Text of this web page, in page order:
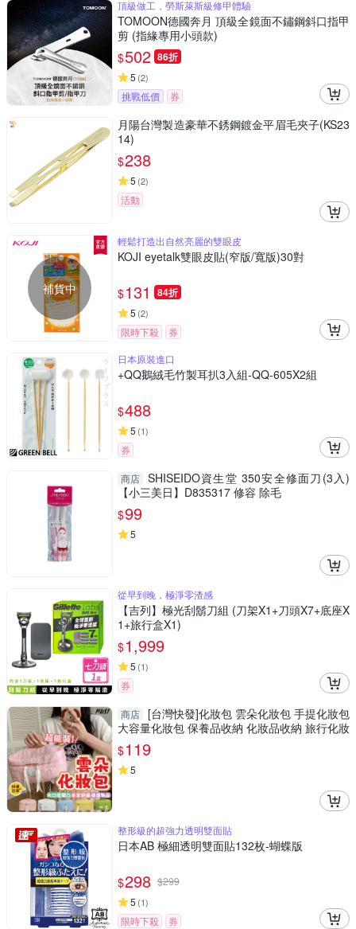
頂級做工，勞斯萊斯級修甲體驗
TOMOON德國奔月 頂級全鏡面不鏽鋼斜口指甲
剪 (指緣專用小頭款)
$502 86折
5 (2)
挑戰低價 券
月陽台灣製造豪華不銹鋼鍍金平眉毛夾子(KS23
14)
$238
5 (2)
活動
補貨中
輕鬆打造出自然亮麗的雙眼皮
KOJI eyetalk雙眼皮貼(窄版/寬版)30對
$131 84折
5 (2)
限時下殺
券
日本原裝進口
+QQ鵝絨毛竹製耳扒3入組-QQ-605X2組
$488
5 (1)
券
商店 SHISEIDO資生堂 350安全修面刀(3入)
【小三美日】D835317 修容 除毛
$99
5
從早到晚，極淨零渣感
【吉列】極光刮鬍刀組 (刀架X1+刀頭X7+底座X
1+旅行盒X1)
$1,999
5 (1)
券
商店 [台灣快發]化妝包 雲朵化妝包 手提化妝包
大容量化妝包 保養品收納 化妝品收納 旅行化妝
包
$119
5
整形級的超強力透明雙面貼
日本AB 極細透明雙面貼132枚-蝴蝶版
$298 $299
5 (1)
限時下殺
券